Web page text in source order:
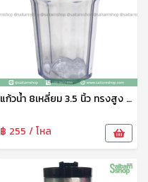
แก้วน้ำ 8เหลี่ยม 3.5 นิ้ว ทรงสูง ABS AC2733-3.5 ม้าทอง
฿ 255 / โหล